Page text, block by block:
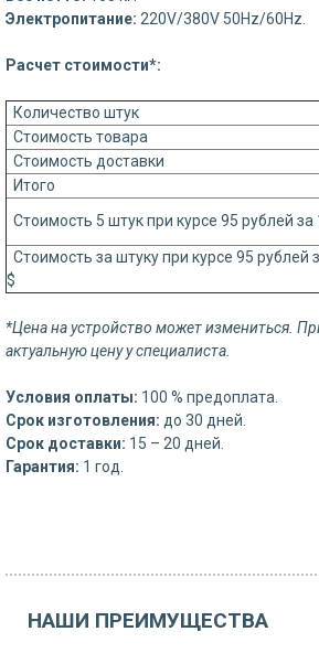
Электропитание: 220V/380V 50Hz/60Hz.
Расчет стоимости*:
Количество штук
Стоимость товара
Стоимость доставки
Итого
Стоимость 5 штук при курсе 95 рублей за
Стоимость за штуку при курсе 95 рублей
$
*Цена на устройство может измениться.
актуальную цену у специалиста.
Условия оплаты: 100 % предоплата.
Срок изготовления: до 30 дней.
Срок доставки: 15 – 20 дней.
Гарантия: 1 год.
НАШИ ПРЕИМУЩЕСТВА